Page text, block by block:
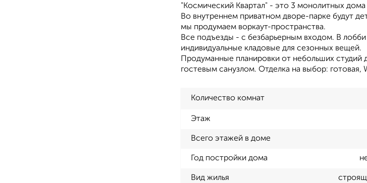
"Космический Квартал" - это 3 монолитных
Во внутреннем приватном дворе-парке будут
мы продумаем воркаут-пространства.
Все подъезды - с безбарьерным входом. В
индивидуальные кладовые для сезонных вещей.
Продуманные планировки от небольших
гостевым санузлом. Отделка на выбор: готовая,
Количество комнат
Этаж
Всего этажей в доме
Год постройки дома
Вид жилья